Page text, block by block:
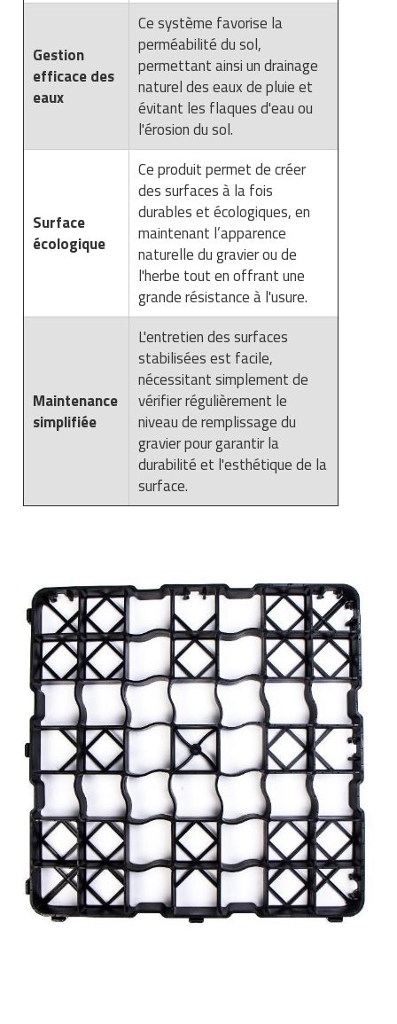
Gestion
efficace des
eaux
Ce système favorise la
perméabilité du sol,
permettant ainsi un drainage
naturel des eaux de pluie et
évitant les flaques d'eau ou
l'érosion du sol.
Surface
écologique
Ce produit permet de créer
des surfaces à la fois
durables et écologiques, en
maintenant l’apparence
naturelle du gravier ou de
l'herbe tout en offrant une
grande résistance à l'usure.
Maintenance
simplifiée
L'entretien des surfaces
stabilisées est facile,
nécessitant simplement de
vérifier régulièrement le
niveau de remplissage du
gravier pour garantir la
durabilité et l'esthétique de la
surface.